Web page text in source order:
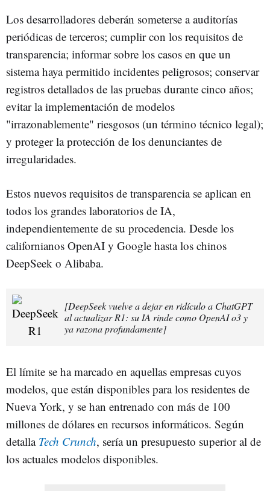
Los desarrolladores deberán someterse a auditorías
periódicas de terceros; cumplir con los requisitos de
transparencia; informar sobre los casos en que un
sistema haya permitido incidentes peligrosos; conservar
registros detallados de las pruebas durante cinco años;
evitar la implementación de modelos
"irrazonablemente" riesgosos (un término técnico legal);
y proteger la protección de los denunciantes de
irregularidades.
Estos nuevos requisitos de transparencia se aplican en
todos los grandes laboratorios de IA,
independientemente de su procedencia. Desde los
californianos OpenAI y Google hasta los chinos
DeepSeek o Alibaba.
[DeepSeek vuelve a dejar en ridículo a ChatGPT
al actualizar R1: su IA rinde como OpenAI o3 y
ya razona profundamente]
El límite se ha marcado en aquellas empresas cuyos
modelos, que están disponibles para los residentes de
Nueva York, y se han entrenado con más de 100
millones de dólares en recursos informáticos. Según
detalla Tech Crunch, sería un presupuesto superior al de
los actuales modelos disponibles.